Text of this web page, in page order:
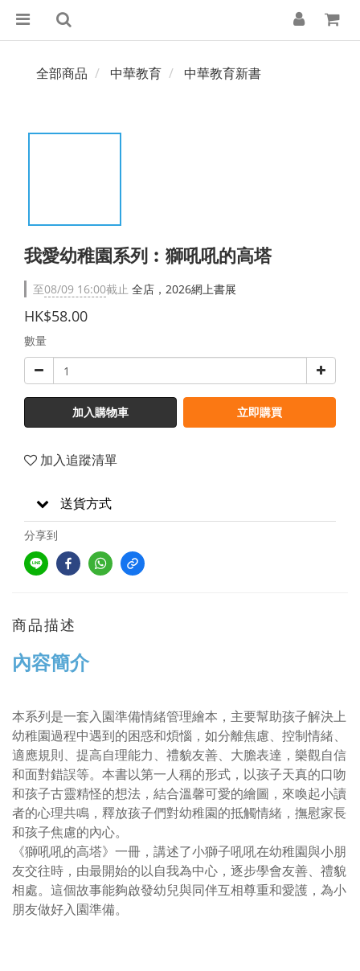
全部商品 中華教育 中華教育新書
我愛幼稚園系列︰獅吼吼的高塔
至08/09 16:00截止 全店，2026網上書展
HK$58.00
數量
加入購物車 立即購買
加入追蹤清單
送貨方式
分享到
商品描述
內容簡介
本系列是一套入園準備情緒管理繪本，主要幫助孩子解決上
幼稚園過程中遇到的困惑和煩惱，如分離焦慮、控制情緒、
適應規則、提高自理能力、禮貌友善、大膽表達，樂觀自信
和面對錯誤等。本書以第一人稱的形式，以孩子天真的口吻
和孩子古靈精怪的想法，結合溫馨可愛的繪圖，來喚起小讀
者的心理共鳴，釋放孩子們對幼稚園的抵觸情緒，撫慰家長
和孩子焦慮的內心。
《獅吼吼的高塔》一冊，講述了小獅子吼吼在幼稚園與小朋
友交往時，由最開始的以自我為中心，逐步學會友善、禮貌
相處。這個故事能夠啟發幼兒與同伴互相尊重和愛護，為小
朋友做好入園準備。